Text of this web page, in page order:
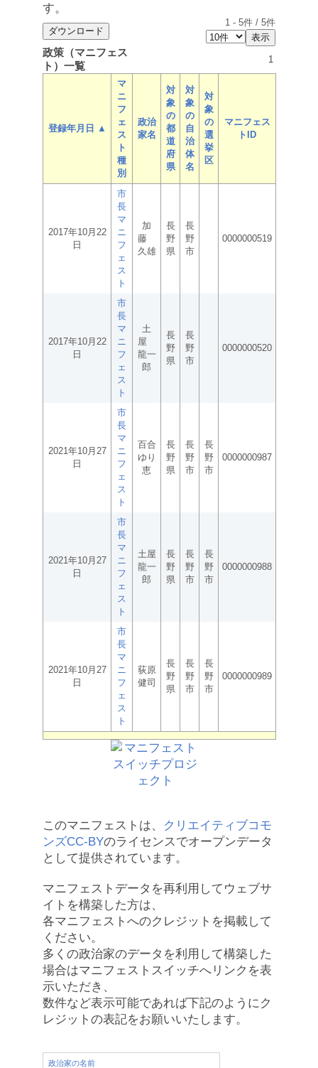
す。
1 - 5件 / 5件
政策（マニフェス
ト）一覧
1
登録年月日 ▲
マ
ニ
フ
ェ
ス
ト
種
別
政治
家名
対
象
の
都
道
府
県
対
象
の
自
治
体
名
対
象
の
選
挙
区
マニフェス
トID
2017年10月22
日
市
長
マ
ニ
フ
ェ
ス
ト
加
藤
久雄
長
野
県
長
野
市
0000000519
2017年10月22
日
市
長
マ
ニ
フ
ェ
ス
ト
土
屋
龍一
郎
長
野
県
長
野
市
0000000520
2021年10月27
日
市
長
マ
ニ
フ
ェ
ス
ト
百合
ゆり
恵
長
野
県
長
野
市
長
野
市
0000000987
2021年10月27
日
市
長
マ
ニ
フ
ェ
ス
ト
土屋
龍一
郎
長
野
県
長
野
市
長
野
市
0000000988
2021年10月27
日
市
長
マ
ニ
フ
ェ
ス
ト
荻原
健司
長
野
県
長
野
市
長
野
市
0000000989
このマニフェストは、
クリエイティブコモ
ンズCC-BYのライセンスでオープンデータ
として提供されています。
マニフェストデータを再利用してウェブサ
イトを構築した方は、
各マニフェストへのクレジットを掲載して
ください。
多くの政治家のデータを利用して構築した
場合はマニフェストスイッチへリンクを表
示いただき、
数件など表示可能であれば下記のようにク
レジットの表記をお願いいたします。
政治家の名前